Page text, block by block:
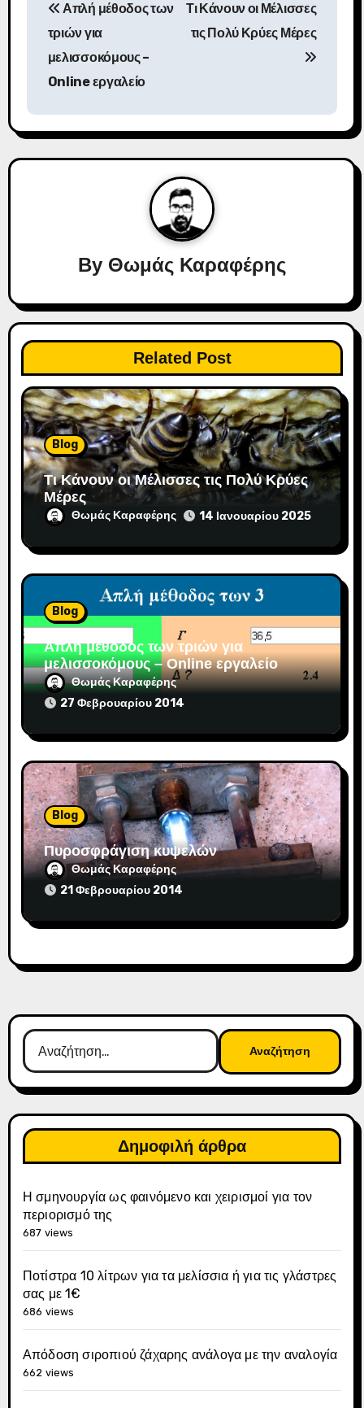
γ
η
θ
ω
ν
Απλή μέθοδος των
τριών για
μελισσοκόμους –
Online εργαλείο
Τι Κάνουν οι Μέλισσες
τις Πολύ Κρύες Μέρες
By Θωμάς Καραφέρης
Related Post
Blog
Τι Κάνουν οι Μέλισσες τις Πολύ Κρύες
Μέρες
Θωμάς Καραφέρης 14 Ιανουαρίου 2025
Blog
Απλή μέθοδος των τριών για
μελισσοκόμους – Online εργαλείο
Θωμάς Καραφέρης
27 Φεβρουαρίου 2014
Blog
Πυροσφράγιση κυψελών
Θωμάς Καραφέρης
21 Φεβρουαρίου 2014
Αναζήτηση
για:
Δημοφιλή άρθρα
Η σμηνουργία ως φαινόμενο και χειρισμοί για τον
περιορισμό της
687 views
Ποτίστρα 10 λίτρων για τα μελίσσια ή για τις γλάστρες
σας με 1€
686 views
Απόδοση σιροπιού ζάχαρης ανάλογα με την αναλογία
662 views